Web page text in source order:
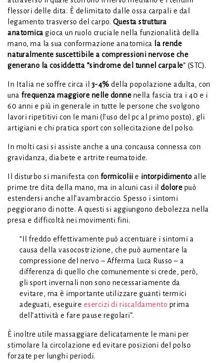
flessori delle dita. È delimitato dalle ossa carpali e dal
legamento trasverso del carpo. Questa struttura
anatomica gioca un ruolo cruciale nella funzionalità della
mano, ma la sua conformazione anatomica
la rende
naturalmente suscettibile a compressioni nervose che
generano la cosiddetta “sindrome del tunnel carpale” (STC).
In Italia ne soffre circa il 3-4% della popolazione adulta, con
una frequenza maggiore nelle donne nella fascia tra i 40 e i
60 anni e più in generale in tutte le persone che svolgono
lavori ripetitivi con le mani (l’uso del pc al primo posto), gli
artigiani e chi pratica sport con sollecitazione del polso.
In molti casi si assiste anche a una concausa connessa con
gravidanza, diabete e artrite reumatoide.
Il disturbo si manifesta con formicolii e intorpidimento alle
prime tre dita della mano, ma in alcuni casi il dolore può
estendersi anche all’avambraccio. Spesso i sintomi
peggiorano di notte. A questi si aggiungono debolezza nella
presa e difficoltà nei movimenti fini.
“Il freddo effettivamente può accentuare i sintomi a
causa della vasocostrizione, che può aumentare la
compressione del nervo – Afferma Luca Russo – a
differenza di quello che comunemente si crede, però,
gli sport invernali non sono necessariamente da
evitare, ma è importante utilizzare guanti termici
adeguati, eseguire esercizi di riscaldamento prima
dell’attività e fare pause regolari”.
È inoltre utile massaggiare delicatamente le mani per
stimolare la circolazione ed evitare posizioni del polso
forzate per lunghi periodi.